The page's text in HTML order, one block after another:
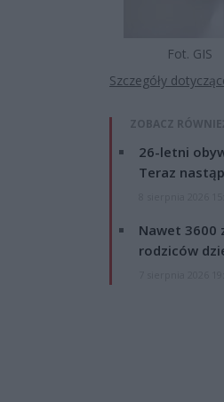
Fot. GIS
Szczegóły
ZOBACZ
26-letni
Teraz
Nawet 3600
rodziców